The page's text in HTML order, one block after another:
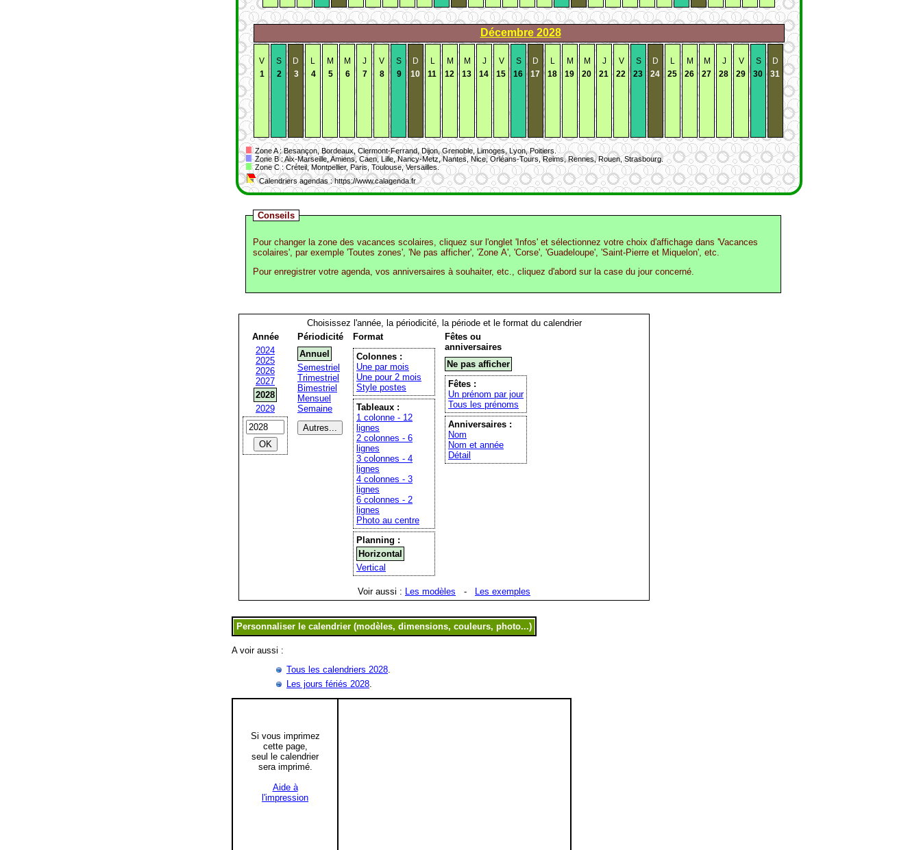
Décembre 2028
V
1
S
2
D
3
L
4
M
5
M
6
J
7
V
8
S
9
D
10
L
11
M
12
M
13
J
14
V
15
S
16
D
17
L
18
M
19
M
20
J
21
V
22
S
23
D
24
L
25
M
26
M
27
J
28
V
29
S
30
D
31
Zone A : Besançon, Bordeaux, Clermont-Ferrand, Dijon, Grenoble, Limoges, Lyon, Poitiers.
Zone B : Aix-Marseille, Amiens, Caen, Lille, Nancy-Metz, Nantes, Nice, Orléans-Tours, Reims, Rennes, Rouen, Strasbourg.
Zone C : Créteil, Montpellier, Paris, Toulouse, Versailles.
Calendriers agendas : https://www.calagenda.fr
Conseils
Pour changer la zone des vacances scolaires, cliquez sur l'onglet 'Infos' et sélectionnez votre choix d'affichage dans 'Vacances
scolaires', par exemple 'Toutes zones', 'Ne pas afficher', 'Zone A', 'Corse', 'Guadeloupe', 'Saint-Pierre et Miquelon', etc.
Pour enregistrer votre agenda, vos anniversaires à souhaiter, etc., cliquez d'abord sur la case du jour concerné.
Choisissez l'année, la périodicité, la période et le format du calendrier
Année
2024
2025
2026
2027
2028
2029
Périodicité
Annuel
Semestriel
Trimestriel
Bimestriel
Mensuel
Semaine
Format
Colonnes :
Une par mois
Une pour 2 mois
Style postes
Tableaux :
1 colonne - 12
lignes
2 colonnes - 6
lignes
3 colonnes - 4
lignes
4 colonnes - 3
lignes
6 colonnes - 2
lignes
Photo au centre
Planning :
Horizontal
Vertical
Fêtes ou
anniversaires
Ne pas afficher
Fêtes :
Un prénom par jour
Tous les prénoms
Anniversaires :
Nom
Nom et année
Détail
Voir aussi : Les modèles - Les exemples
A voir aussi :
Tous les calendriers 2028.
Les jours fériés 2028.
Si vous imprimez
cette page,
seul le calendrier
sera imprimé.
Aide à
l'impression